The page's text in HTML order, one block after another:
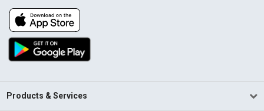
Products & Services